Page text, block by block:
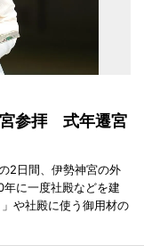
宮参拝 式年遷宮
2日間、伊勢神宮の外
に一度社殿などを建
や社殿に使う御用材の